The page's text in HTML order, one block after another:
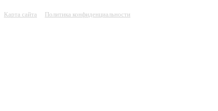
Карта сайта Политика конфиденциальности